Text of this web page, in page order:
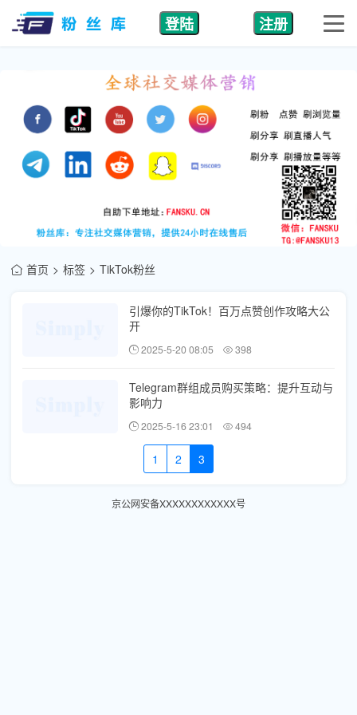
登陆 注册
首页 标签 TikTok粉丝
引爆你的TikTok！百万点赞创作攻略大公
开
2025-5-20 08:05 398
Telegram群组成员购买策略：提升互动与
影响力
2025-5-16 23:01 494
1 2 3
京公网安备XXXXXXXXXXXX号